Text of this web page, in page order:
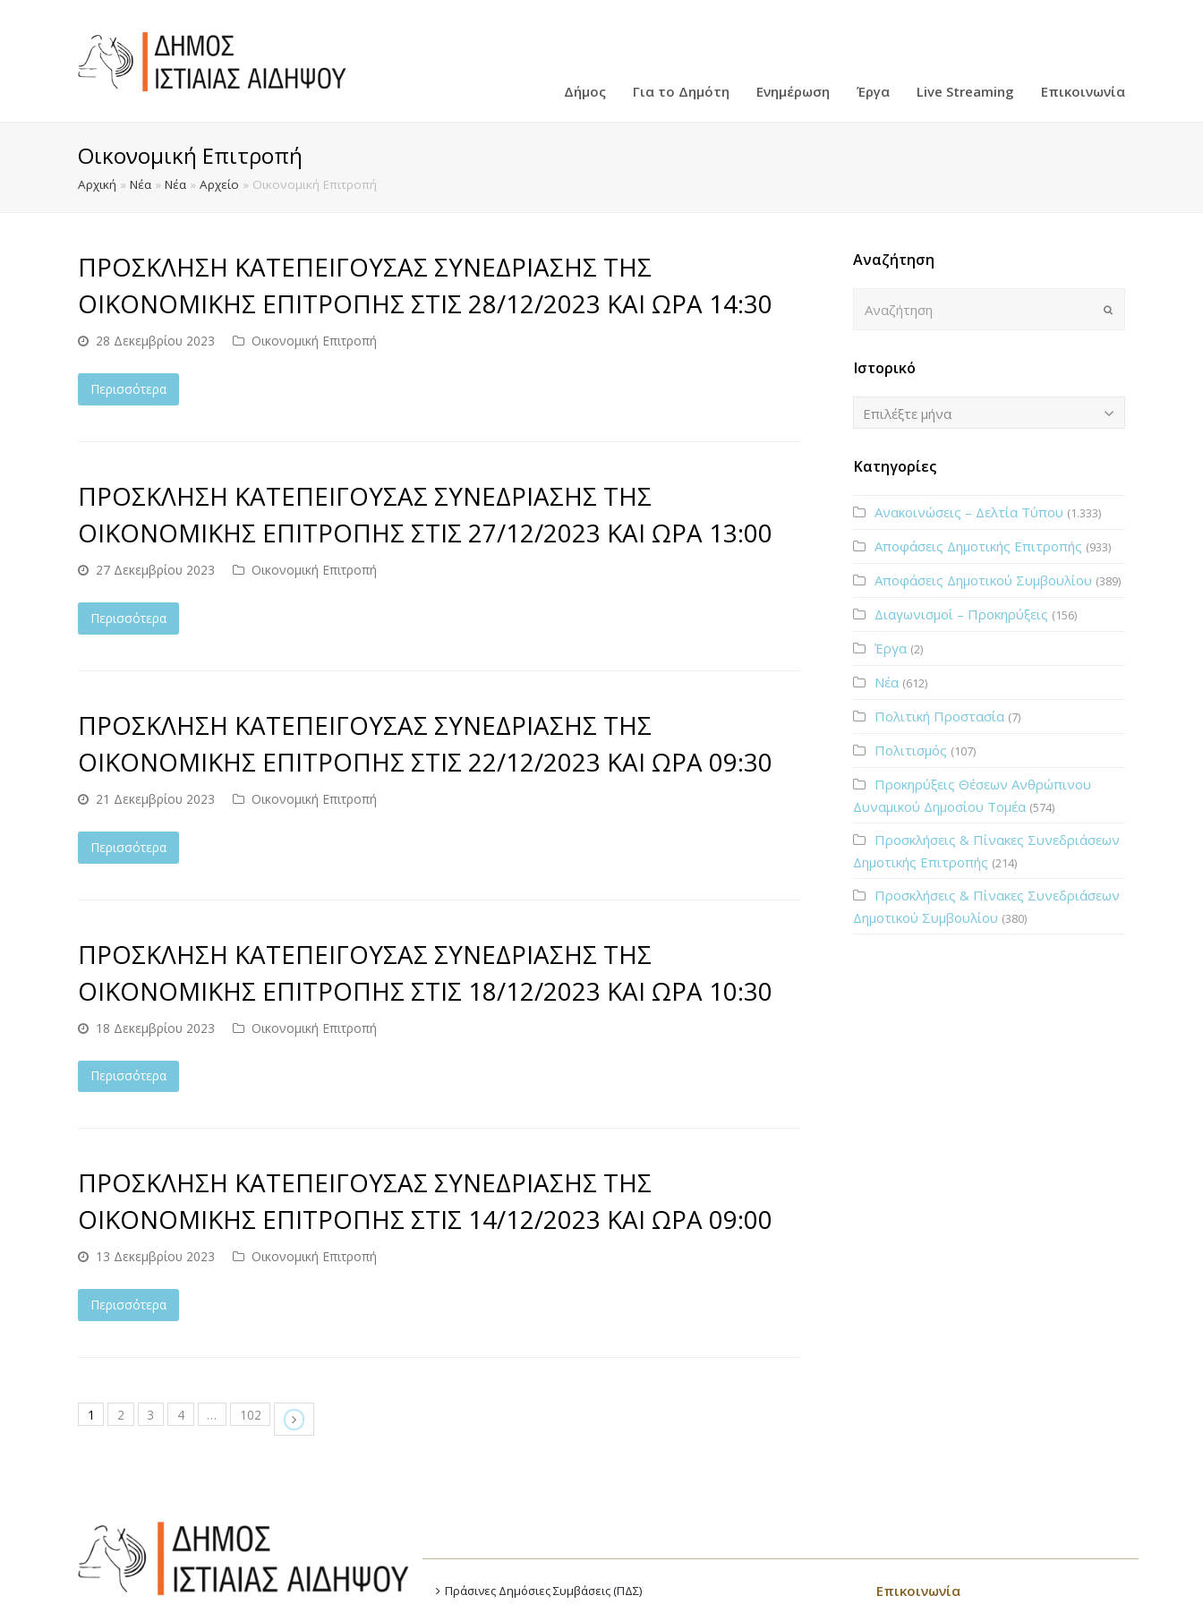
Δήμος Για το Δημότη Ενημέρωση Έργα Live Streaming Επικοινωνία
Οικονομική Επιτροπή
Αρχική » Νέα » Νέα » Αρχείο » Οικονομική Επιτροπή
ΠΡΟΣΚΛΗΣΗ ΚΑΤΕΠΕΙΓΟΥΣΑΣ ΣΥΝΕΔΡΙΑΣΗΣ ΤΗΣ
ΟΙΚΟΝΟΜΙΚΗΣ ΕΠΙΤΡΟΠΗΣ ΣΤΙΣ 28/12/2023 ΚΑΙ ΩΡΑ 14:30
28 Δεκεμβρίου 2023 Οικονομική Επιτροπή
Περισσότερα
ΠΡΟΣΚΛΗΣΗ ΚΑΤΕΠΕΙΓΟΥΣΑΣ ΣΥΝΕΔΡΙΑΣΗΣ ΤΗΣ
ΟΙΚΟΝΟΜΙΚΗΣ ΕΠΙΤΡΟΠΗΣ ΣΤΙΣ 27/12/2023 ΚΑΙ ΩΡΑ 13:00
27 Δεκεμβρίου 2023 Οικονομική Επιτροπή
Περισσότερα
ΠΡΟΣΚΛΗΣΗ ΚΑΤΕΠΕΙΓΟΥΣΑΣ ΣΥΝΕΔΡΙΑΣΗΣ ΤΗΣ
ΟΙΚΟΝΟΜΙΚΗΣ ΕΠΙΤΡΟΠΗΣ ΣΤΙΣ 22/12/2023 ΚΑΙ ΩΡΑ 09:30
21 Δεκεμβρίου 2023 Οικονομική Επιτροπή
Περισσότερα
ΠΡΟΣΚΛΗΣΗ ΚΑΤΕΠΕΙΓΟΥΣΑΣ ΣΥΝΕΔΡΙΑΣΗΣ ΤΗΣ
ΟΙΚΟΝΟΜΙΚΗΣ ΕΠΙΤΡΟΠΗΣ ΣΤΙΣ 18/12/2023 ΚΑΙ ΩΡΑ 10:30
18 Δεκεμβρίου 2023 Οικονομική Επιτροπή
Περισσότερα
ΠΡΟΣΚΛΗΣΗ ΚΑΤΕΠΕΙΓΟΥΣΑΣ ΣΥΝΕΔΡΙΑΣΗΣ ΤΗΣ
ΟΙΚΟΝΟΜΙΚΗΣ ΕΠΙΤΡΟΠΗΣ ΣΤΙΣ 14/12/2023 ΚΑΙ ΩΡΑ 09:00
13 Δεκεμβρίου 2023 Οικονομική Επιτροπή
Περισσότερα
1 2 3 4 … 102
Αναζήτηση
Ιστορικό
Ιστορικό
Επιλέξτε μήνα
Κατηγορίες
Ανακοινώσεις – Δελτία Τύπου (1.333)
Αποφάσεις Δημοτικής Επιτροπής (933)
Αποφάσεις Δημοτικού Συμβουλίου (389)
Διαγωνισμοί – Προκηρύξεις (156)
Έργα (2)
Νέα (612)
Πολιτική Προστασία (7)
Πολιτισμός (107)
Προκηρύξεις Θέσεων Ανθρώπινου
Δυναμικού Δημοσίου Τομέα (574)
Προσκλήσεις & Πίνακες Συνεδριάσεων
Δημοτικής Επιτροπής (214)
Προσκλήσεις & Πίνακες Συνεδριάσεων
Δημοτικού Συμβουλίου (380)
Πράσινες Δημόσιες Συμβάσεις (ΠΔΣ) Επικοινωνία